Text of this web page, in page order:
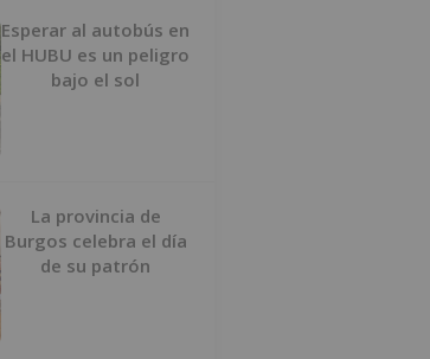
Esperar al autobús en
el HUBU es un peligro
bajo el sol
La provincia de
Burgos celebra el día
de su patrón